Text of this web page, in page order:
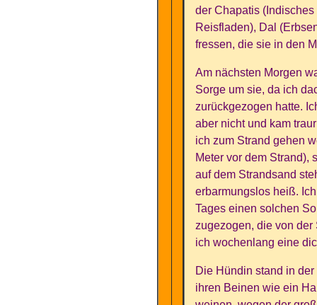
der Chapatis
Reisfladen), Dal
fressen, die sie in den
Am nächsten Morgen
Sorge um sie, da ich
zurückgezogen hatte.
aber nicht und kam
ich zum Strand gehen
Meter vor dem Strand),
auf dem Strandsand
erbarmungslos heiß.
Tages einen solchen
zugezogen, die von
ich wochenlang eine
Die Hündin stand in
ihren Beinen wie ein